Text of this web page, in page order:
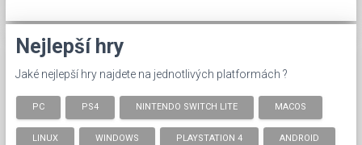
Nejlepší hry
Jaké nejlepší hry najdete na jednotlivých platformách ?
PC PS4 NINTENDO SWITCH LITE MACOS
LINUX WINDOWS PLAYSTATION 4 ANDROID